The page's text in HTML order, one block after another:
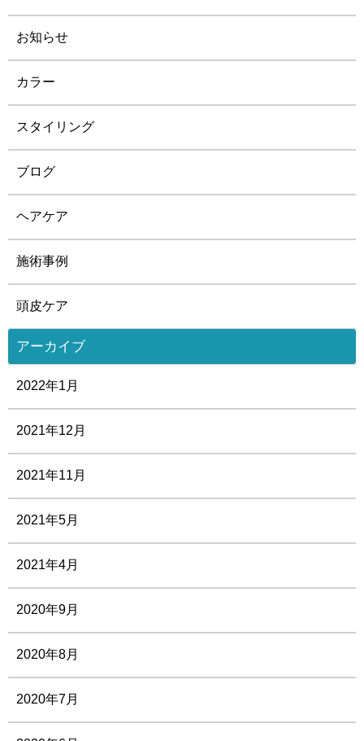
お知らせ
カラー
スタイリング
ブログ
ヘアケア
施術事例
頭皮ケア
アーカイブ
2022年1月
2021年12月
2021年11月
2021年5月
2021年4月
2020年9月
2020年8月
2020年7月